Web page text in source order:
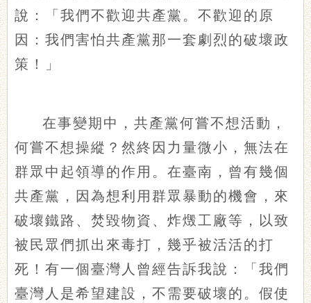
說：「我們不歡迎共產黨。不歡迎的原
因：我們害怕共產黨那一套劇烈的破壞政
策！」
在事變期中，共產黨何嘗不想活動，
何嘗不想操縱？然終因力量微小，無法在
群眾中起領導的作用。在臺南，曾有幾個
共產黨，因為想利用群眾暴動的機會，來
破壞鐵路、焚毀物資、炸燬工廠等，以致
被民眾們抓出來毒打，幾乎被活活的打
死！有一個臺灣人曾經告訴我說：「我們
臺灣人是希望建設，不需要破壞的。假使